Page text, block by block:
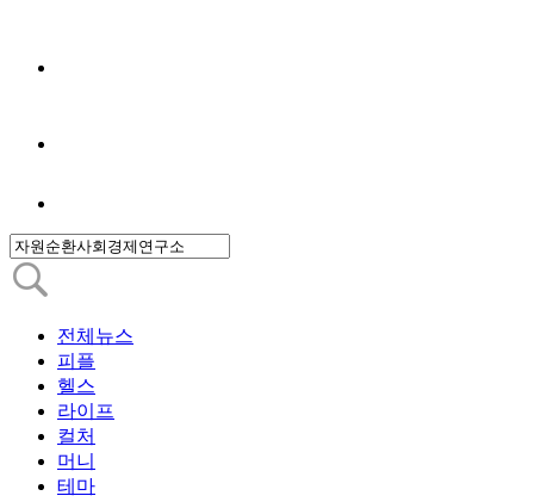
전체뉴스
피플
헬스
라이프
컬처
머니
테마